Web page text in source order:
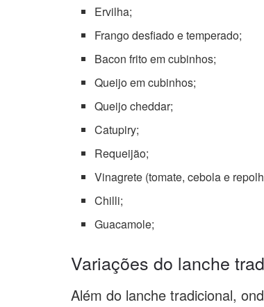
Ervilha;
Frango desfiado e temperado;
Bacon frito em cubinhos;
Queijo em cubinhos;
Queijo cheddar;
Catupiry;
Requeijão;
Vinagrete (tomate, cebola e
Chilli;
Guacamole;
Variações do lanche
Além do lanche tradicional,